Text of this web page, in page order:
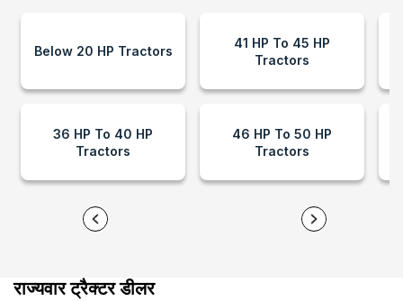
Below 20 HP Tractors
36 HP To 40 HP
Tractors
41 HP To 45 HP
Tractors
46 HP To 50 HP
Tractors
राज्यवार ट्रैक्टर डीलर